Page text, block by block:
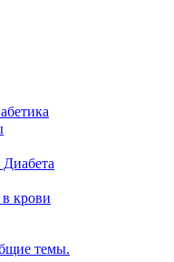
крови
темы.